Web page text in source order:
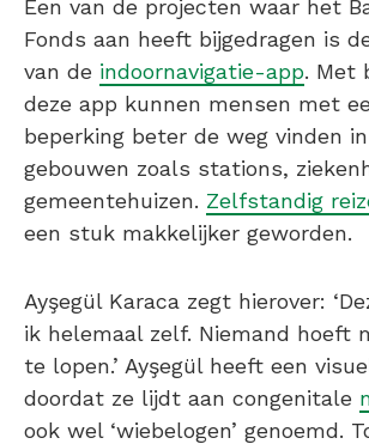
Een van de projecten waar het
Fonds aan heeft bijgedragen is
van de indoornavigatie-app. Met
deze app kunnen mensen met
beperking beter de weg vinden
gebouwen zoals stations,
gemeentehuizen. Zelfstandig
een stuk makkelijker geworden.
Ayşegül Karaca zegt hierover:
ik helemaal zelf. Niemand hoeft
te lopen.’ Ayşegül heeft een
doordat ze lijdt aan congenitale
ook wel ‘wiebelogen’ genoemd.